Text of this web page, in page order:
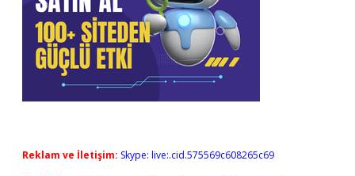
Reklam ve İletişim: Skype: live:.cid.575569c608265c69